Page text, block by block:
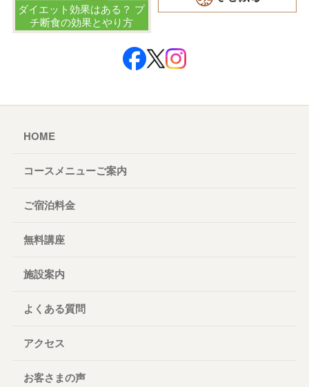
ダイエット効果はある？ プ
チ断食の効果とやり方
HOME
コースメニューご案内
ご宿泊料金
無料講座
施設案内
よくある質問
アクセス
お客さまの声